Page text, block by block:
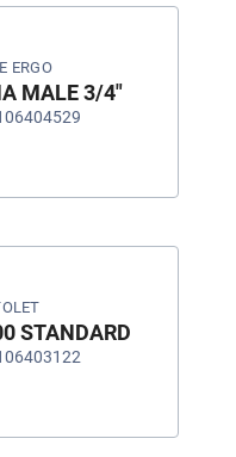
ERGO
MALE 3/4"
STANDARD